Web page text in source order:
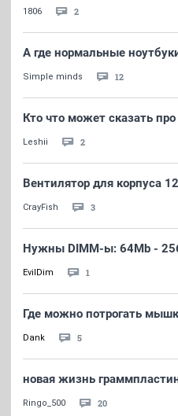
1806 2
А где нормальные
Simple minds 12
Кто что может сказать
Leshii 2
Вентилятор для корпуса
CrayFish 3
Нужны DIMM-ы: 64Mb -
EvilDim 1
Где можно потрогать
Dank 5
новая жизнь
Ringo_500 20